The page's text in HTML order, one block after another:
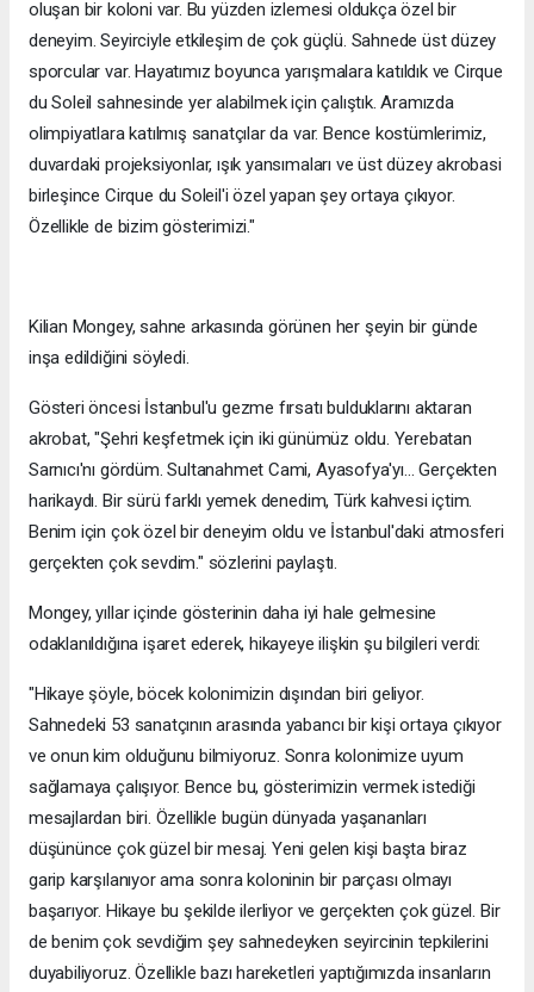
oluşan bir koloni var. Bu yüzden izlemesi oldukça özel bir
deneyim. Seyirciyle etkileşim de çok güçlü. Sahnede üst düzey
sporcular var. Hayatımız boyunca yarışmalara katıldık ve Cirque
du Soleil sahnesinde yer alabilmek için çalıştık. Aramızda
olimpiyatlara katılmış sanatçılar da var. Bence kostümlerimiz,
duvardaki projeksiyonlar, ışık yansımaları ve üst düzey akrobasi
birleşince Cirque du Soleil'i özel yapan şey ortaya çıkıyor.
Özellikle de bizim gösterimizi."
Kilian Mongey, sahne arkasında görünen her şeyin bir günde
inşa edildiğini söyledi.
Gösteri öncesi İstanbul'u gezme fırsatı bulduklarını aktaran
akrobat, "Şehri keşfetmek için iki günümüz oldu. Yerebatan
Sarnıcı'nı gördüm. Sultanahmet Cami, Ayasofya'yı… Gerçekten
harikaydı. Bir sürü farklı yemek denedim, Türk kahvesi içtim.
Benim için çok özel bir deneyim oldu ve İstanbul'daki atmosferi
gerçekten çok sevdim." sözlerini paylaştı.
Mongey, yıllar içinde gösterinin daha iyi hale gelmesine
odaklanıldığına işaret ederek, hikayeye ilişkin şu bilgileri verdi:
"Hikaye şöyle, böcek kolonimizin dışından biri geliyor.
Sahnedeki 53 sanatçının arasında yabancı bir kişi ortaya çıkıyor
ve onun kim olduğunu bilmiyoruz. Sonra kolonimize uyum
sağlamaya çalışıyor. Bence bu, gösterimizin vermek istediği
mesajlardan biri. Özellikle bugün dünyada yaşananları
düşününce çok güzel bir mesaj. Yeni gelen kişi başta biraz
garip karşılanıyor ama sonra koloninin bir parçası olmayı
başarıyor. Hikaye bu şekilde ilerliyor ve gerçekten çok güzel. Bir
de benim çok sevdiğim şey sahnedeyken seyircinin tepkilerini
duyabiliyoruz. Özellikle bazı hareketleri yaptığımızda insanların